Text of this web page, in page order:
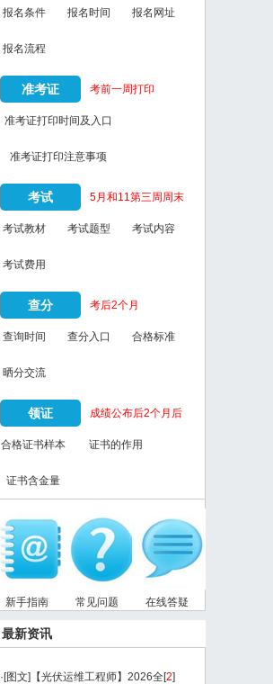
报名条件 报名时间 报名网址
报名流程
准考证 考前一周打印
准考证打印时间及入口
准考证打印注意事项
考试 5月和11第三周周末
考试教材 考试题型 考试内容
考试费用
查分 考后2个月
查询时间 查分入口 合格标准
晒分交流
领证 成绩公布后2个月后
合格证书样本 证书的作用
证书含金量
新手指南 常见问题 在线答疑
最新资讯
·[图文] 【光伏运维工程师】2026全[2]